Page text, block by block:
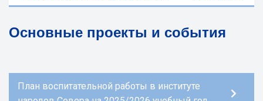
Основные проекты и события
План воспитательной работы в институте